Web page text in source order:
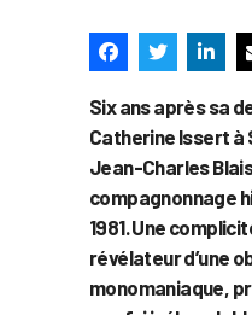
Six ans après sa
Catherine Issert
Jean-Charles
compagnonnage
1981. Une
révélateur d’une
monomaniaque,